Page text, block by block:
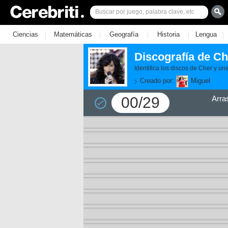
Ciencias | Matemáticas | Geografía | Historia | Lengua |
Discografía de
Identifica los discos de Cher y
Creado por: Miguel
00/29